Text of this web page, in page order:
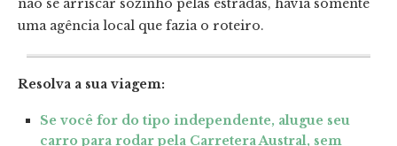
não se arriscar sozinho pelas estradas, havia somente
uma agência local que fazia o roteiro.
Resolva a sua viagem:
Se você for do tipo independente, alugue seu
carro para rodar pela Carretera Austral, sem